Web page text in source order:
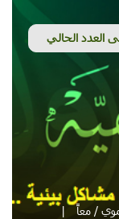
/ معاً
|